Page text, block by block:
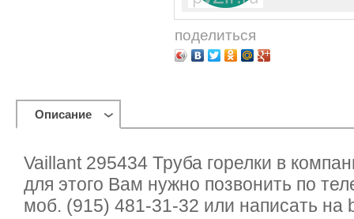
поделиться
Описание
Vaillant 295434 Труба горелки в
для этого Вам нужно позвонить по
моб. (915) 481-31-32 или написать на